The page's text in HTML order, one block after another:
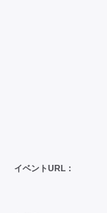
イベントURL：